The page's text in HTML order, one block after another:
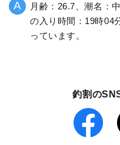
月齢：26.7、潮名：
の入り時間：19時04
っています。
釣割の